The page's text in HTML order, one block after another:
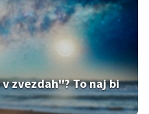
zvezdah"? To naj bi